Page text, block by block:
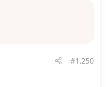
#1.250